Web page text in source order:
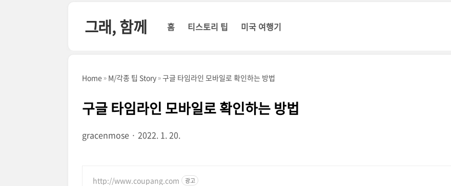
그래, 함께 홈 티스토리 팁 미국 여행기
Home M/각종 팁 Story 구글 타임라인 모바일로 확인하는 방법
구글 타임라인 모바일로 확인하는 방법
gracenmose 2022. 1. 20.
http://www.coupang.com 광고